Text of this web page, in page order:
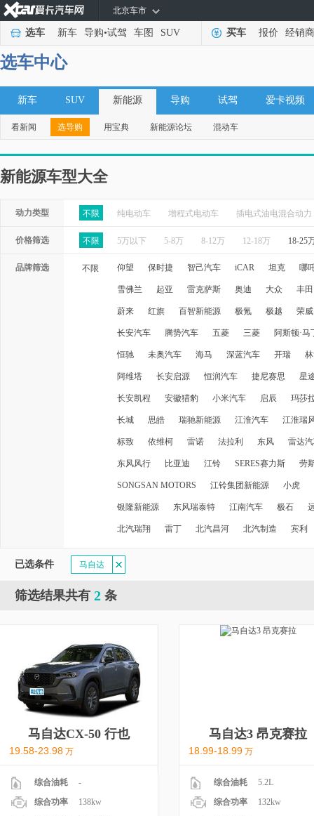
北京车市
选车 新车 导购•试驾 车图 SUV 买车 报价 经销商
选车中心
新车 SUV 新能源 导购 试驾 爱卡视频
看新闻 选导购 用宝典 新能源论坛 混动车
新能源车型大全
动力类型 不限 纯电动车 增程式电动车 插电式油电混合动力
价格筛选 不限 5万以下 5-8万 8-12万 12-18万 18-25
品牌筛选 不限 仰望 保时捷 智己汽车 iCAR 坦克 哪
雪佛兰 起亚 雷克萨斯 奥迪 大众 丰田
蔚来 红旗 百智新能源 极氪 极越 荣威
长安汽车 腾势汽车 五菱 三菱 阿斯顿·马
恒驰 未奥汽车 海马 深蓝汽车 开瑞
阿维塔 长安启源 恒润汽车 捷尼赛思 星
长安凯程 安徽猎豹 小米汽车 启辰 玛莎
长城 思皓 瑞驰新能源 江淮汽车 江淮瑞
标致 依维柯 雷诺 法拉利 东风 雷达
东风风行 比亚迪 江铃 SERES赛力斯 劳
SONGSAN MOTORS 江铃集团新能源 小虎
银隆新能源 东风瑞泰特 江南汽车 极石
北汽瑞翔 雷丁 北汽昌河 北汽制造 宾利
已选条件 马自达
筛选结果共有 2 条
马自达CX-50 行也
19.58-23.98 万
综合油耗
-
综合功率
138kw
马自达3 昂克赛拉
18.99-18.99 万
综合油耗
5.2L
综合功率
132kw